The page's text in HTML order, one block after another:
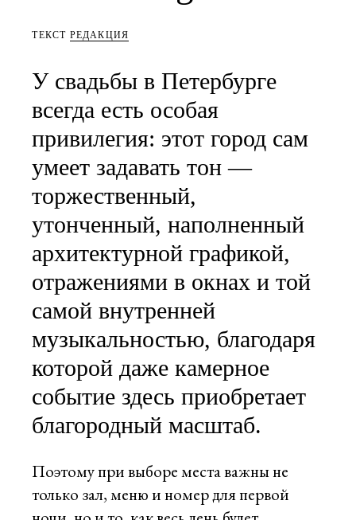
ТЕКСТ РЕДАКЦИЯ
У свадьбы в Петербурге
всегда есть особая
привилегия: этот город сам
умеет задавать тон —
торжественный,
утонченный, наполненный
архитектурной графикой,
отражениями в окнах и той
самой внутренней
музыкальностью, благодаря
которой даже камерное
событие здесь приобретает
благородный масштаб.
Поэтому при выборе места важны не
только зал, меню и номер для первой